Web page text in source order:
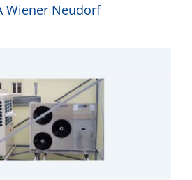
Wiener Neudorf